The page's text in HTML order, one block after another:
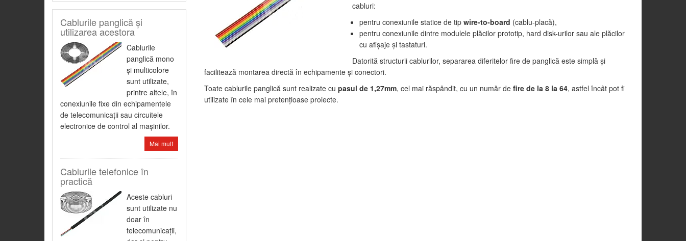
Cablurile panglică şi
utilizarea acestora
Cablurile
panglică mono
şi multicolore
sunt utilizate,
printre altele, în
conexiunile fixe din echipamentele
de telecomunicaţii sau circuitele
electronice de control al maşinilor.
Mai mult
Cablurile telefonice în
practică
Aceste cabluri
sunt utilizate nu
doar în
telecomunicaţii,
cabluri:
pentru conexiunile statice de tip wire-to-board (cablu-placă),
pentru conexiunile dintre modulele plăcilor prototip, hard disk-urilor sau ale plăcilor
cu afişaje şi tastaturi.
Datorită structurii cablurilor, separarea diferitelor fire de panglică este simplă şi
facilitează montarea directă în echipamente şi conectori.
Toate cablurile panglică sunt realizate cu pasul de 1,27mm, cel mai răspândit, cu un număr de fire de la 8 la 64, astfel încât pot fi
utilizate în cele mai pretenţioase proiecte.